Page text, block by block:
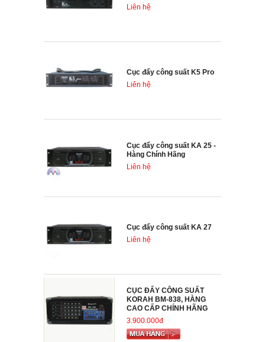
Liên hệ
Cục đẩy công suất K5 Pro
Liên hệ
Cục đẩy công suất KA 25 -
Hàng Chính Hãng
Liên hệ
Cục đẩy công suất KA 27
Liên hệ
CỤC ĐẨY CÔNG SUẤT
KORAH BM-838, HÀNG
CAO CẤP CHÍNH HÃNG
3.900.000đ